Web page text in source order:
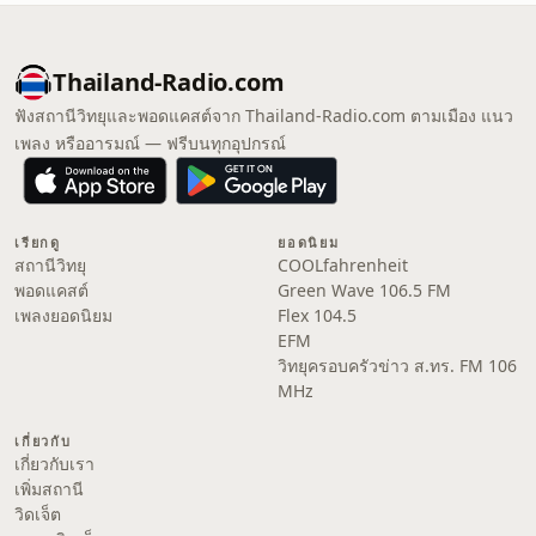
Thailand-Radio.com
ฟังสถานีวิทยุและพอดแคสต์จาก Thailand-Radio.com ตามเมือง แนว
เพลง หรืออารมณ์ — ฟรีบนทุกอุปกรณ์
เรียกดู
สถานีวิทยุ
พอดแคสต์
เพลงยอดนิยม
ยอดนิยม
COOLfahrenheit
Green Wave 106.5 FM
Flex 104.5
EFM
วิทยุครอบครัวข่าว ส.ทร. FM 106
MHz
เกี่ยวกับ
เกี่ยวกับเรา
เพิ่มสถานี
วิดเจ็ต